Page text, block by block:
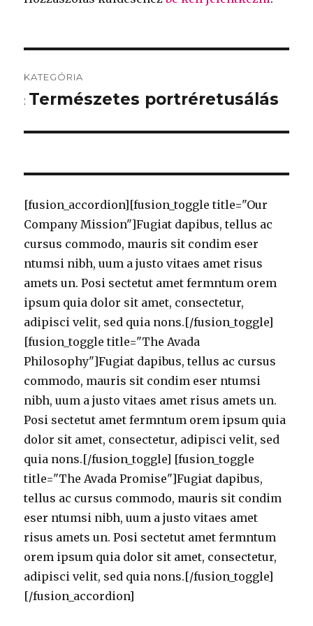
navigáció
KATEGÓRIA
: Természetes portréretusálás
[fusion_accordion][fusion_toggle title="Our
Company Mission"]Fugiat dapibus, tellus ac
cursus commodo, mauris sit condim eser
ntumsi nibh, uum a justo vitaes amet risus
amets un. Posi sectetut amet fermntum orem
ipsum quia dolor sit amet, consectetur,
adipisci velit, sed quia nons.[/fusion_toggle]
[fusion_toggle title="The Avada
Philosophy"]Fugiat dapibus, tellus ac cursus
commodo, mauris sit condim eser ntumsi
nibh, uum a justo vitaes amet risus amets un.
Posi sectetut amet fermntum orem ipsum quia
dolor sit amet, consectetur, adipisci velit, sed
quia nons.[/fusion_toggle] [fusion_toggle
title="The Avada Promise"]Fugiat dapibus,
tellus ac cursus commodo, mauris sit condim
eser ntumsi nibh, uum a justo vitaes amet
risus amets un. Posi sectetut amet fermntum
orem ipsum quia dolor sit amet, consectetur,
adipisci velit, sed quia nons.[/fusion_toggle]
[/fusion_accordion]